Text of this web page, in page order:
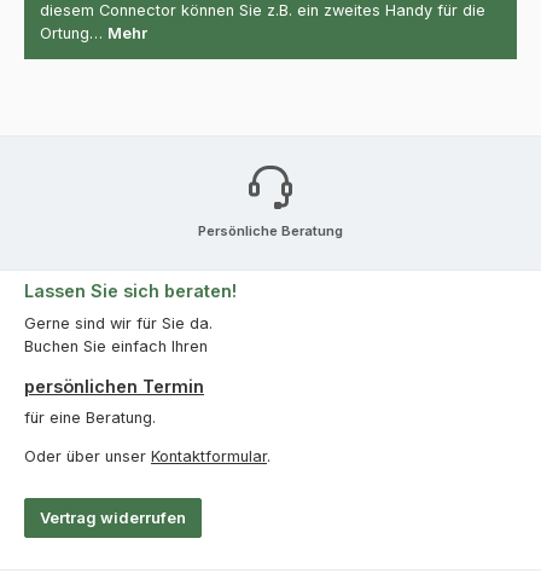
diesem Connector können Sie z.B. ein zweites Handy für die
Ortung… Mehr
Persönliche Beratung
Lassen Sie sich beraten!
Gerne sind wir für Sie da.
Buchen Sie einfach Ihren
persönlichen Termin
für eine Beratung.
Oder über unser Kontaktformular.
Vertrag widerrufen